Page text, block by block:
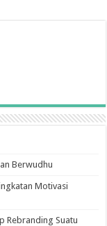
Berwudhu
Motivasi
Rebranding Suatu